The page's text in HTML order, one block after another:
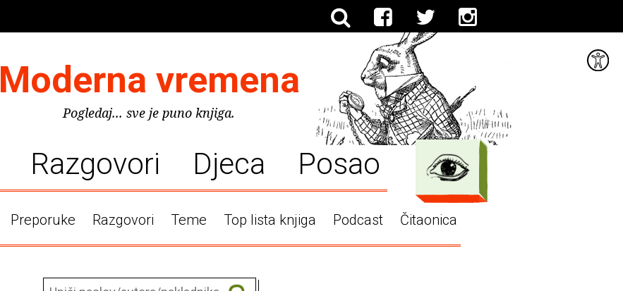
Moderna vremena
Pogledaj... sve je puno knjiga.
Razgovori Djeca Posao
Preporuke Razgovori Teme Top lista knjiga Podcast Čitaonica